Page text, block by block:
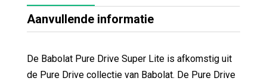
Aanvullende informatie
De Babolat Pure Drive Super Lite is afkomstig uit
de Pure Drive collectie van Babolat. De Pure Drive